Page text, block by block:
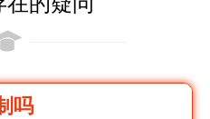
吗